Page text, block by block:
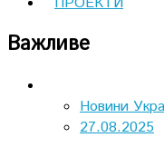
Важливе
Новини
27.08.2025